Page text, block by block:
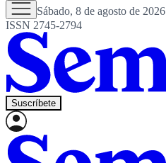
Sábado, 8 de agosto de 2026
ISSN 2745-2794
Suscríbete